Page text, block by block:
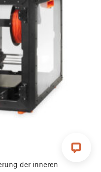
der inneren